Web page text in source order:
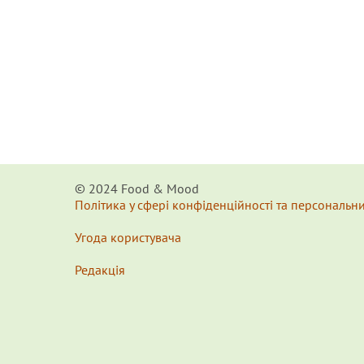
© 2024 Food & Мood
Політика у сфері конфіденційності та
Угода користувача
Редакція